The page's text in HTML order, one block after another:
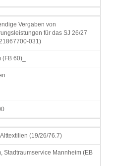
Vergaben von
für das SJ 26/27
031)
60)_
(19/26/76.7)
Stadtraumservice Mannheim (EB